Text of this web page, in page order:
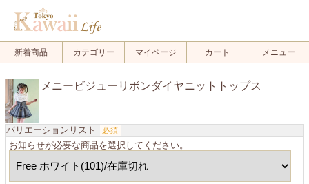
新着商品 カテゴリー マイページ カート メニュー
メニービジューリボンダイヤニットトップス
バリエーションリスト 必須
お知らせが必要な商品を選択してください。